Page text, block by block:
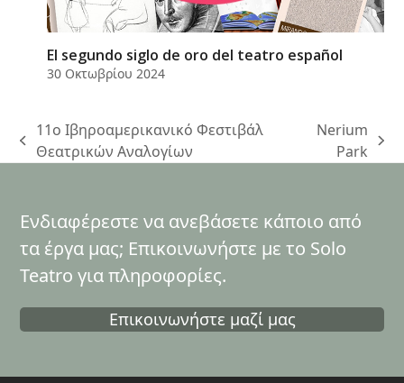
El segundo siglo de oro del teatro español
30 Οκτωβρίου 2024
previous
11ο Ιβηροαμερικανικό Φεστιβάλ
Θεατρικών Αναλογίων
next
Nerium
Park
Ενδιαφέρεστε να ανεβάσετε κάποιο από
τα έργα μας; Επικοινωνήστε με το Solo
Teatro για πληροφορίες.
Επικοινωνήστε μαζί μας